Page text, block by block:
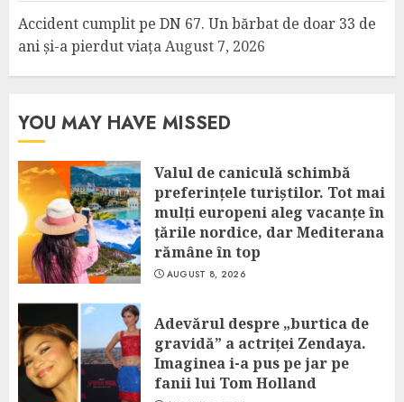
Accident cumplit pe DN 67. Un bărbat de doar 33 de
ani și-a pierdut viațaAugust 7, 2026
YOU MAY HAVE MISSED
Valul de caniculă schimbă
preferințele turiștilor. Tot mai
mulți europeni aleg vacanțe în
țările nordice, dar Mediterana
rămâne în top
AUGUST 8, 2026
Adevărul despre „burtica de
gravidă” a actriței Zendaya.
Imaginea i-a pus pe jar pe
fanii lui Tom Holland